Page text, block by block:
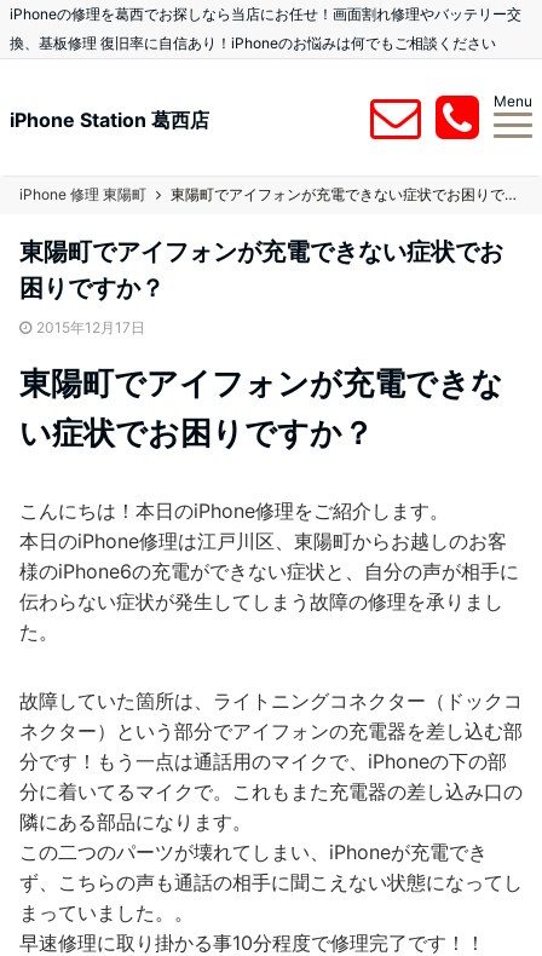
iPhoneの修理を葛西でお探しなら当店にお任せ！画面割れ修理やバッテリー交
換、基板修理 復旧率に自信あり！iPhoneのお悩みは何でもご相談ください
iPhone Station 葛西店
Menu
iPhone 修理 東陽町 東陽町でアイフォンが充電できない症状でお困りですか？
東陽町でアイフォンが充電できない症状でお
困りですか？
2015年12月17日
東陽町でアイフォンが充電できな
い症状でお困りですか？
こんにちは！本日のiPhone修理をご紹介します。
本日のiPhone修理は江戸川区、東陽町からお越しのお客
様のiPhone6の充電ができない症状と、自分の声が相手に
伝わらない症状が発生してしまう故障の修理を承りまし
た。
故障していた箇所は、ライトニングコネクター（ドックコ
ネクター）という部分でアイフォンの充電器を差し込む部
分です！もう一点は通話用のマイクで、iPhoneの下の部
分に着いてるマイクで。これもまた充電器の差し込み口の
隣にある部品になります。
この二つのパーツが壊れてしまい、iPhoneが充電でき
ず、こちらの声も通話の相手に聞こえない状態になってし
まっていました。。
早速修理に取り掛かる事10分程度で修理完了です！！